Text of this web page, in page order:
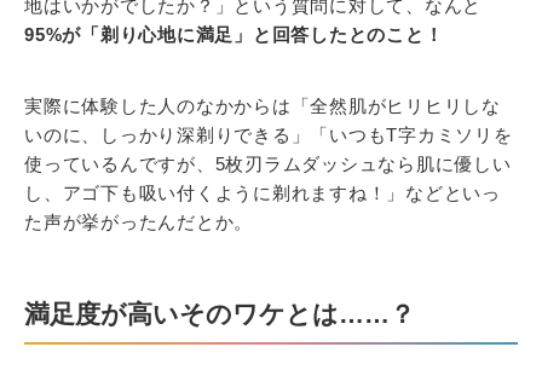
地はいかがでしたか？」という質問に対して、なんと
95%が「剃り心地に満足」と回答したとのこと！
実際に体験した人のなかからは「全然肌がヒリヒリしな
いのに、しっかり深剃りできる」「いつもT字カミソリを
使っているんですが、5枚刃ラムダッシュなら肌に優しい
し、アゴ下も吸い付くように剃れますね！」などといっ
た声が挙がったんだとか。
満足度が高いそのワケとは……？